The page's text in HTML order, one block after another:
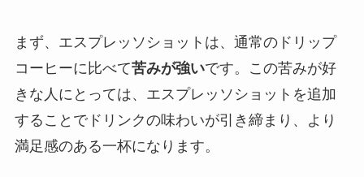
まず、エスプレッソショットは、通常のドリップ
コーヒーに比べて苦みが強いです。この苦みが好
きな人にとっては、エスプレッソショットを追加
することでドリンクの味わいが引き締まり、より
満足感のある一杯になります。